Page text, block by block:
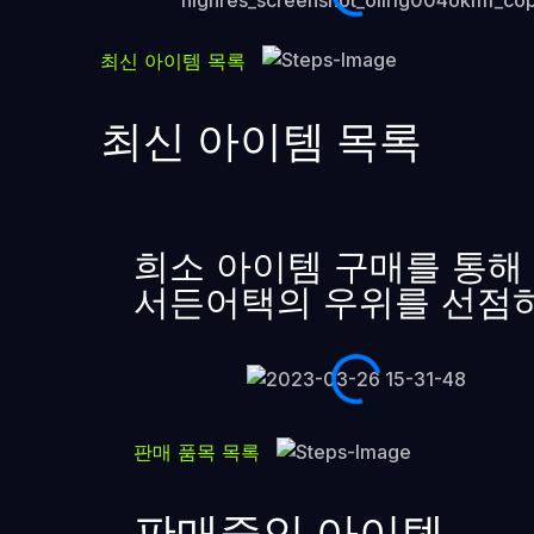
최신 아이템 목록
최신 아이템 목록
희소 아이템 구매를 통해
서든어택의 우위를 선점
판매 품목 목록